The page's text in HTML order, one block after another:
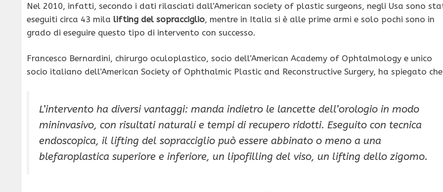
Nel 2010, infatti, secondo i dati rilasciati dall’American society of plastic surgeons, negli Usa sono
eseguiti circa 43 mila lifting del sopracciglio, mentre in Italia si è alle prime armi e solo pochi sono in
grado di eseguire questo tipo di intervento con successo.
Francesco Bernardini, chirurgo oculoplastico, socio dell’American Academy of Ophtalmology e unico
socio italiano dell’American Society of Ophthalmic Plastic and Reconstructive Surgery, ha spiegato
L’intervento ha diversi vantaggi: manda indietro le lancette dell’orologio in modo
mininvasivo, con risultati naturali e tempi di recupero ridotti. Eseguito con tecnica
endoscopica, il lifting del sopracciglio può essere abbinato o meno a una
blefaroplastica superiore e inferiore, un lipofilling del viso, un lifting dello zigomo.